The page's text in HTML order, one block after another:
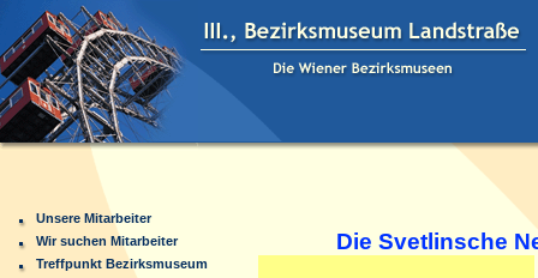
Unsere Mitarbeiter
Wir suchen Mitarbeiter
Treffpunkt Bezirksmuseum
Die Svetlinsche